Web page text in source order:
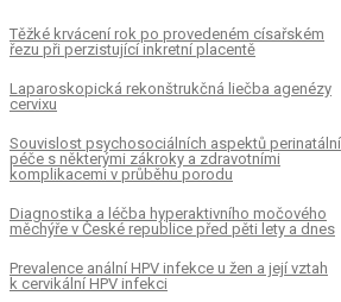
Těžké krvácení rok po provedeném císařském
řezu při perzistující inkretní placentě
Laparoskopická rekonštrukčná liečba agenézy
cervixu
Souvislost psychosociálních aspektů perinatální
péče s některými zákroky a zdravotními
komplikacemi v průběhu porodu
Diagnostika a léčba hyperaktivního močového
měchýře v České republice před pěti lety a dnes
Prevalence anální HPV infekce u žen a její vztah
k cervikální HPV infekci